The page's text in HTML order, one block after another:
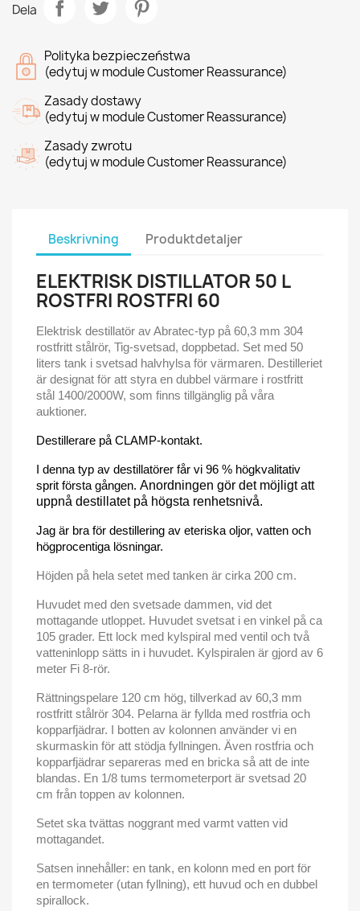
Dela
Polityka bezpieczeństwa
(edytuj w module Customer Reassurance)
Zasady dostawy
(edytuj w module Customer Reassurance)
Zasady zwrotu
(edytuj w module Customer Reassurance)
Beskrivning Produktdetaljer
ELEKTRISK DISTILLATOR 50 L
ROSTFRI ROSTFRI 60
Elektrisk destillatör av Abratec-typ på 60,3 mm 304
rostfritt stålrör, Tig-svetsad, doppbetad. Set med 50
liters tank i svetsad halvhylsa för värmaren. Destilleriet
är designat för att styra en dubbel värmare i rostfritt
stål 1400/2000W, som finns tillgänglig på våra
auktioner.
Destillerare på CLAMP-kontakt.
I denna typ av destillatörer får vi 96 % högkvalitativ
sprit första gången. Anordningen gör det möjligt att
uppnå destillatet på högsta renhetsnivå.
Jag är bra för destillering av eteriska oljor, vatten och
högprocentiga lösningar.
Höjden på hela setet med tanken är cirka 200 cm.
Huvudet med den svetsade dammen, vid det
mottagande utloppet. Huvudet svetsat i en vinkel på ca
105 grader. Ett lock med kylspiral med ventil och två
vatteninlopp sätts in i huvudet. Kylspiralen är gjord av 6
meter Fi 8-rör.
Rättningspelare 120 cm hög, tillverkad av 60,3 mm
rostfritt stålrör 304. Pelarna är fyllda med rostfria och
kopparfjädrar. I botten av kolonnen använder vi en
skurmaskin för att stödja fyllningen. Även rostfria och
kopparfjädrar separeras med en bricka så att de inte
blandas. En 1/8 tums termometerport är svetsad 20
cm från toppen av kolonnen.
Setet ska tvättas noggrant med varmt vatten vid
mottagandet.
Satsen innehåller: en tank, en kolonn med en port för
en termometer (utan fyllning), ett huvud och en dubbel
spirallock.